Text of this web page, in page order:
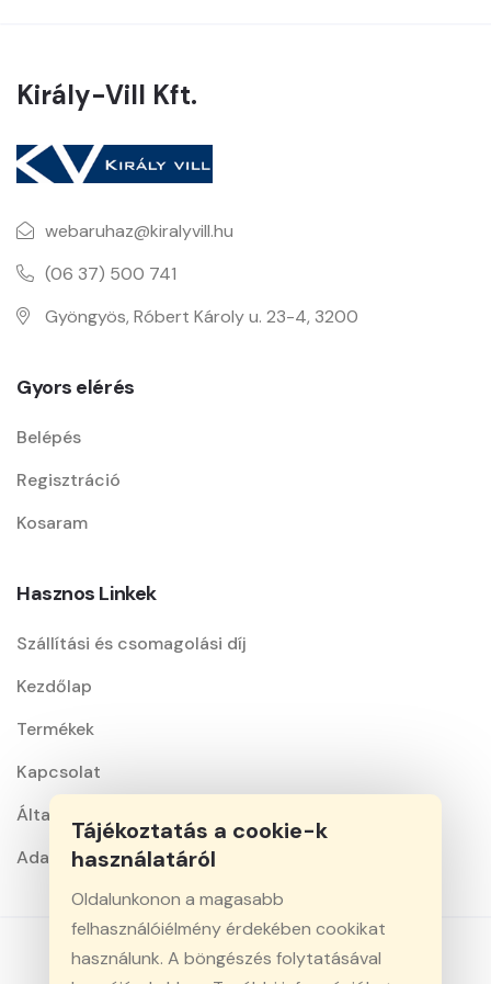
Király-Vill Kft.
webaruhaz@kiralyvill.hu
(06 37) 500 741
Gyöngyös, Róbert Károly u. 23-4, 3200
Gyors elérés
Belépés
Regisztráció
Kosaram
Hasznos Linkek
Szállítási és csomagolási díj
Kezdőlap
Termékek
Kapcsolat
Általános szerződési feltételek
Adatkezelési nyilatkozat
Tájékoztatás a cookie-k
használatáról
Oldalunkonon a magasabb
felhasználóiélmény érdekében cookikat
használunk. A böngészés folytatásával